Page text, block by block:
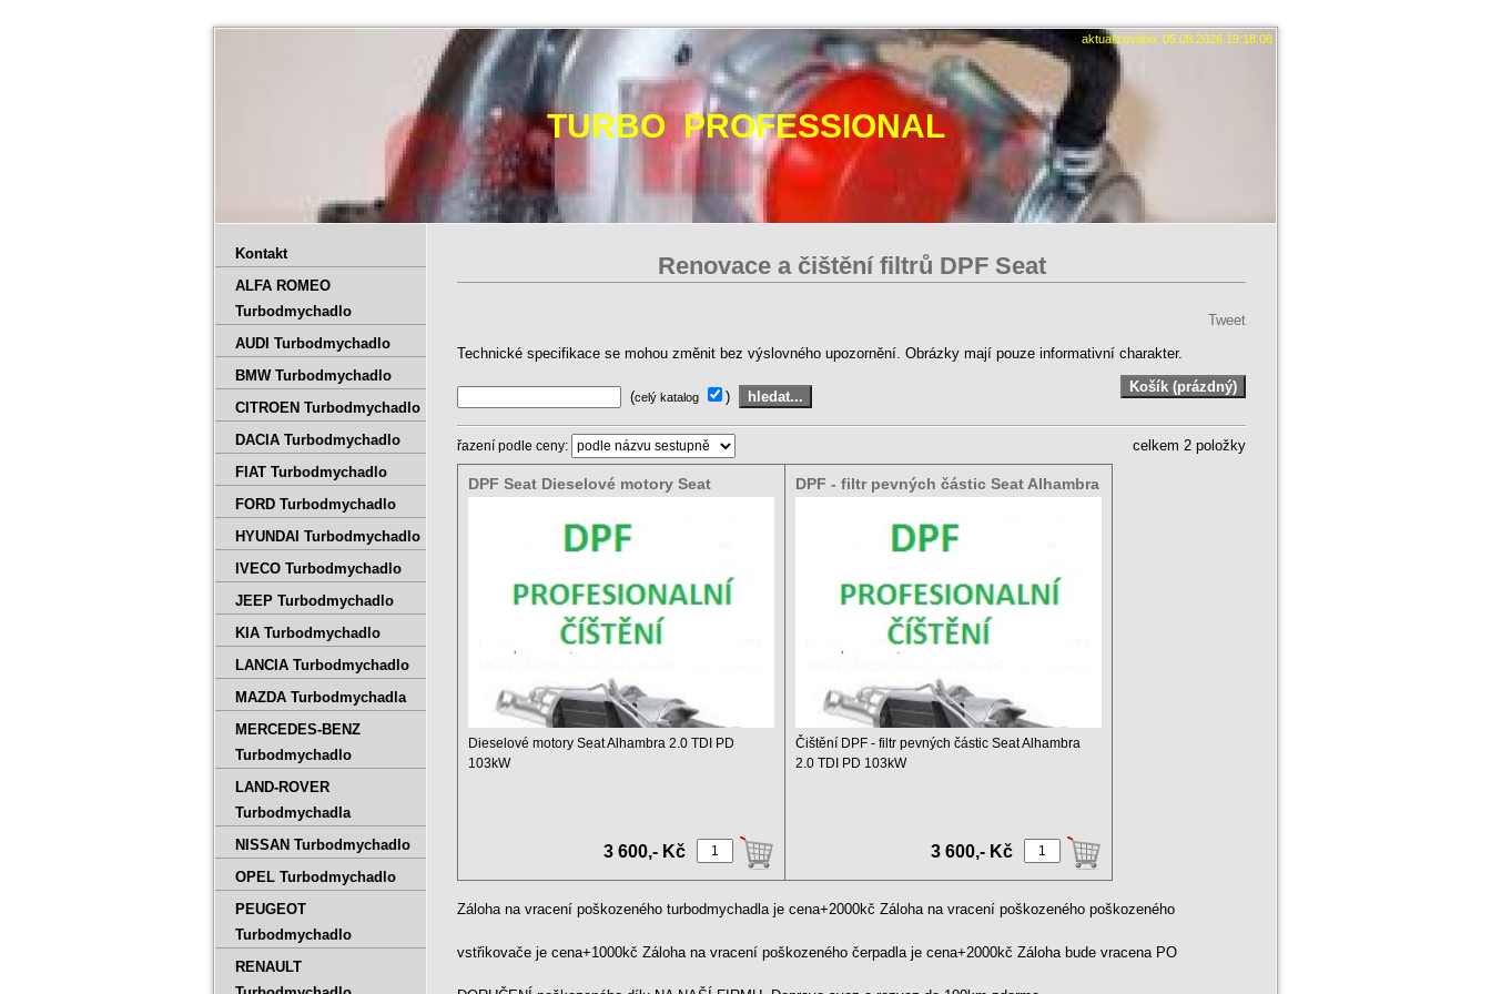
aktualizováno: 05.08.2026 19:18:08
TURBO PROFESSIONAL
Renovace a čištění filtrů DPF Seat
Tweet
Technické specifikace se mohou změnit bez výslovného upozornění. Obrázky mají pouze informativní charakter.
(celý katalog )
řazení podle ceny: celkem 2 položky
DPF Seat Dieselové motory Seat
Dieselové motory Seat Alhambra 2.0 TDI PD
103kW
3 600,- Kč
DPF - filtr pevných částic Seat Alhambra
Čištění DPF - filtr pevných částic Seat Alhambra
2.0 TDI PD 103kW
3 600,- Kč
Záloha na vracení poškozeného turbodmychadla je cena+2000kč Záloha na vracení poškozeného poškozeného
vstřikovače je cena+1000kč Záloha na vracení poškozeného čerpadla je cena+2000kč Záloha bude vracena PO
Kontakt
ALFA ROMEO
Turbodmychadlo
AUDI Turbodmychadlo
BMW Turbodmychadlo
CITROEN Turbodmychadlo
DACIA Turbodmychadlo
FIAT Turbodmychadlo
FORD Turbodmychadlo
HYUNDAI Turbodmychadlo
IVECO Turbodmychadlo
JEEP Turbodmychadlo
KIA Turbodmychadlo
LANCIA Turbodmychadlo
MAZDA Turbodmychadla
MERCEDES-BENZ
Turbodmychadlo
LAND-ROVER
Turbodmychadla
NISSAN Turbodmychadlo
OPEL Turbodmychadlo
PEUGEOT
Turbodmychadlo
RENAULT